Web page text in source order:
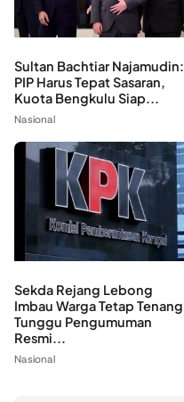
Sultan Bachtiar Najamudin:
PIP Harus Tepat Sasaran,
Kuota Bengkulu Siap...
Nasional
Sekda Rejang Lebong
Imbau Warga Tetap Tenang,
Tunggu Pengumuman
Resmi...
Nasional